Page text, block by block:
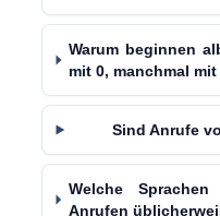
Warum beginnen
mit 0, manchmal mit
Sind Anrufe
Welche
Anrufen